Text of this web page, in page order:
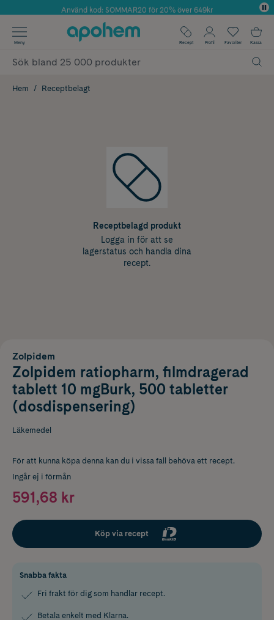
Årets Butik 2025 inom Skönhet
Använd kod: SOMMAR20 för 20% över 649kr
✓ Fri frakt
✓ Poäng på alla köp*
Meny Recept Profil Favoriter Kassa
Hem Receptbelagt
Receptbelagd produkt
Logga in för att se
lagerstatus och handla dina
recept.
Zolpidem
Zolpidem ratiopharm, filmdragerad
tablett 10 mgBurk, 500 tabletter
(dosdispensering)
Läkemedel
För att kunna köpa denna kan du i vissa fall behöva ett recept.
Ingår ej i förmån
591,68 kr
Köp via recept
Snabba fakta
Fri frakt för dig som handlar recept.
Betala enkelt med Klarna.